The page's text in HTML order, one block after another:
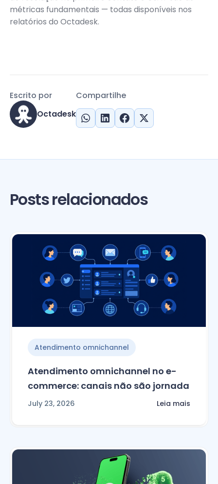
métricas fundamentais — todas disponíveis nos
relatórios do Octadesk.
Compartilhe
Escrito por
Octadesk
Posts relacionados
Atendimento omnichannel
Atendimento omnichannel no e-
commerce: canais não são jornada
July 23, 2026 Leia mais